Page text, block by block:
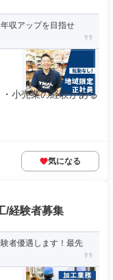
収アップを目指せ
小売業の経験がある
気になる
/経験者募集
者優遇します！最先